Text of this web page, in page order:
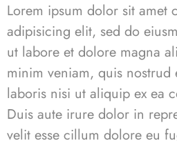
Lorem ipsum dolor sit amet
adipisicing elit, sed do
ut labore et dolore magna
minim veniam, quis nostrud
laboris nisi ut aliquip ex ea
Duis aute irure dolor in
velit esse cillum dolore eu